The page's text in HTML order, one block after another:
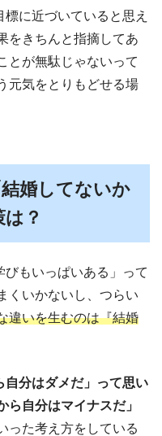
に近づいていると思え
をきちんと指摘してあ
とが無駄じゃないって
元気をとりもどせる場
婚してないか
？
びもいっぱいある」って
くいかないし、つらい
違いを生むのは『結婚
自分はダメだ」って思い
ら自分はマイナスだ」
った考え方をしている